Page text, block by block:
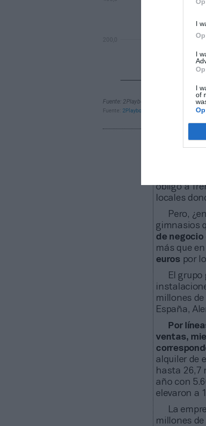
I
I
I
of
Más
girar
obligó a
locales
Pero,
gimnasios
de negocio
más que
euros por
El
millones
España,
Por
ventas,
alquiler de
hasta 26,7
año con
elevaron a
La
millones